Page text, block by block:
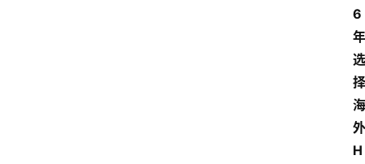
6
年
选
择
海
外
H